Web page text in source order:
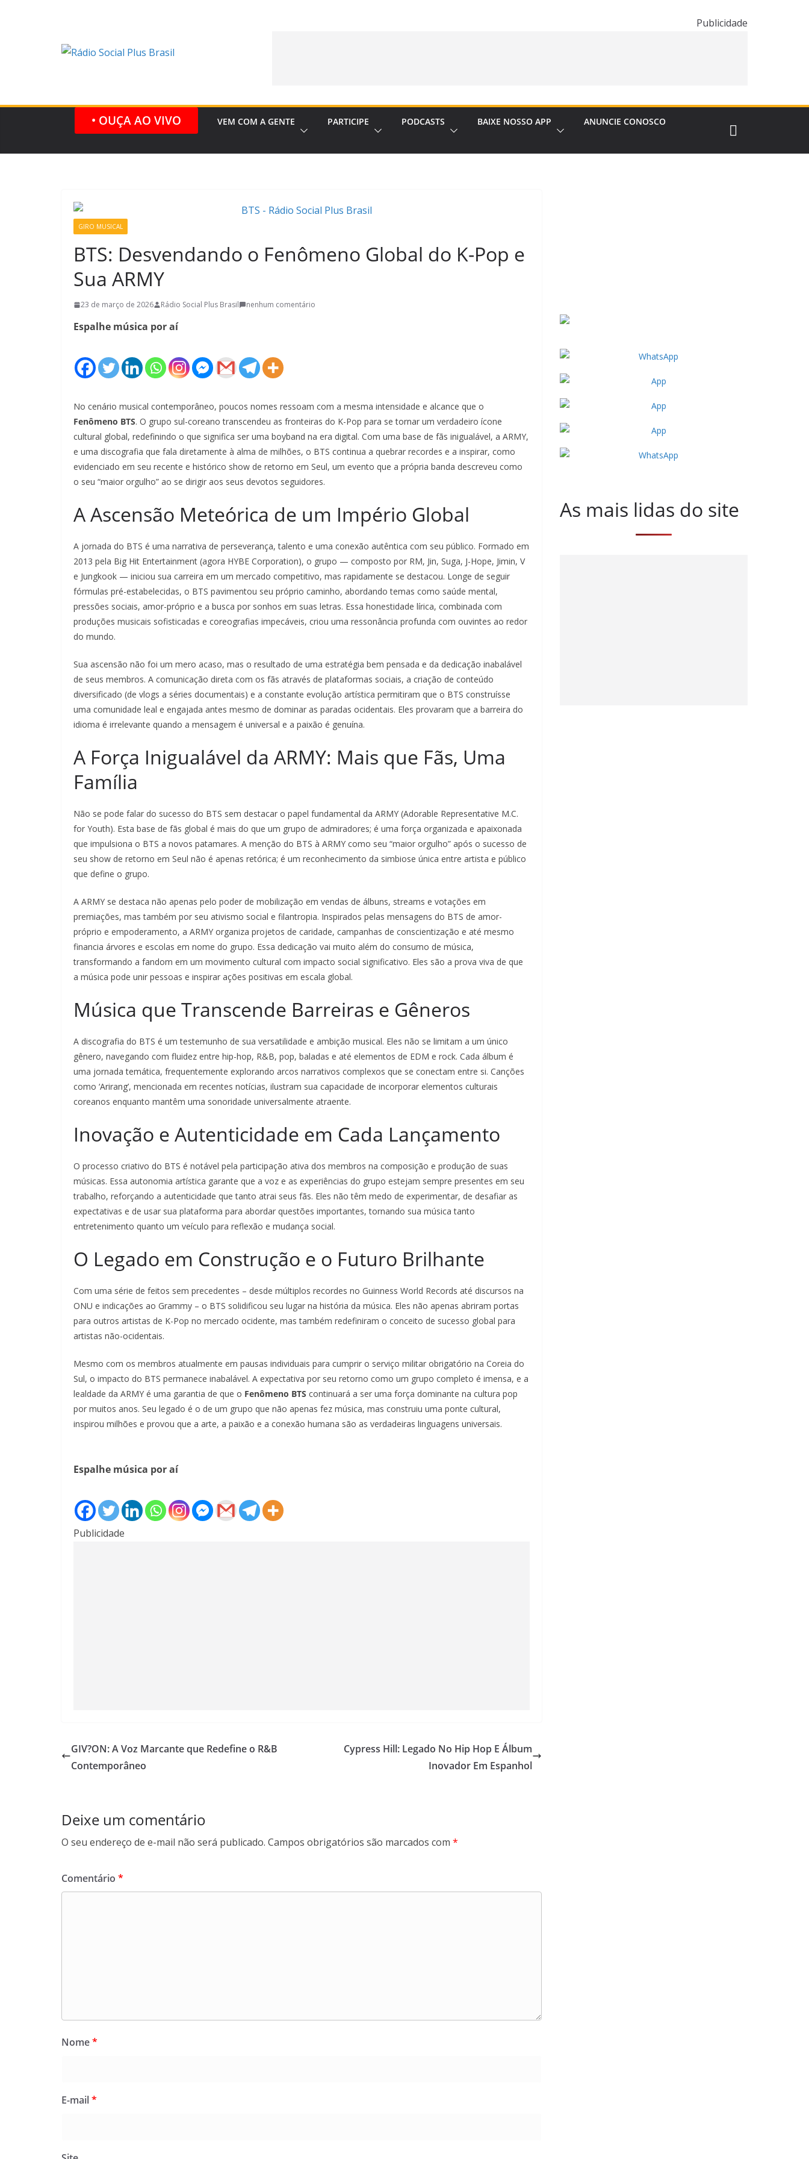
Publicidade
• OUÇA AO VIVO VEM COM A GENTE PARTICIPE PODCASTS BAIXE NOSSO APP ANUNCIE CONOSCO
GIRO MUSICAL
BTS: Desvendando o Fenômeno Global do K-Pop e
Sua ARMY
23 de março de 2026 Rádio Social Plus Brasil nenhum comentário
Espalhe música por aí
No cenário musical contemporâneo, poucos nomes ressoam com a mesma intensidade e alcance que o
Fenômeno BTS. O grupo sul-coreano transcendeu as fronteiras do K-Pop para se tornar um verdadeiro ícone
cultural global, redefinindo o que significa ser uma boyband na era digital. Com uma base de fãs inigualável, a ARMY,
e uma discografia que fala diretamente à alma de milhões, o BTS continua a quebrar recordes e a inspirar, como
evidenciado em seu recente e histórico show de retorno em Seul, um evento que a própria banda descreveu como
o seu “maior orgulho” ao se dirigir aos seus devotos seguidores.
A Ascensão Meteórica de um Império Global
A jornada do BTS é uma narrativa de perseverança, talento e uma conexão autêntica com seu público. Formado em
2013 pela Big Hit Entertainment (agora HYBE Corporation), o grupo — composto por RM, Jin, Suga, J-Hope, Jimin, V
e Jungkook — iniciou sua carreira em um mercado competitivo, mas rapidamente se destacou. Longe de seguir
fórmulas pré-estabelecidas, o BTS pavimentou seu próprio caminho, abordando temas como saúde mental,
pressões sociais, amor-próprio e a busca por sonhos em suas letras. Essa honestidade lírica, combinada com
produções musicais sofisticadas e coreografias impecáveis, criou uma ressonância profunda com ouvintes ao redor
do mundo.
Sua ascensão não foi um mero acaso, mas o resultado de uma estratégia bem pensada e da dedicação inabalável
de seus membros. A comunicação direta com os fãs através de plataformas sociais, a criação de conteúdo
diversificado (de vlogs a séries documentais) e a constante evolução artística permitiram que o BTS construísse
uma comunidade leal e engajada antes mesmo de dominar as paradas ocidentais. Eles provaram que a barreira do
idioma é irrelevante quando a mensagem é universal e a paixão é genuína.
A Força Inigualável da ARMY: Mais que Fãs, Uma
Família
Não se pode falar do sucesso do BTS sem destacar o papel fundamental da ARMY (Adorable Representative M.C.
for Youth). Esta base de fãs global é mais do que um grupo de admiradores; é uma força organizada e apaixonada
que impulsiona o BTS a novos patamares. A menção do BTS à ARMY como seu “maior orgulho” após o sucesso de
seu show de retorno em Seul não é apenas retórica; é um reconhecimento da simbiose única entre artista e público
que define o grupo.
A ARMY se destaca não apenas pelo poder de mobilização em vendas de álbuns, streams e votações em
premiações, mas também por seu ativismo social e filantropia. Inspirados pelas mensagens do BTS de amor-
próprio e empoderamento, a ARMY organiza projetos de caridade, campanhas de conscientização e até mesmo
financia árvores e escolas em nome do grupo. Essa dedicação vai muito além do consumo de música,
transformando a fandom em um movimento cultural com impacto social significativo. Eles são a prova viva de que
a música pode unir pessoas e inspirar ações positivas em escala global.
Música que Transcende Barreiras e Gêneros
A discografia do BTS é um testemunho de sua versatilidade e ambição musical. Eles não se limitam a um único
gênero, navegando com fluidez entre hip-hop, R&B, pop, baladas e até elementos de EDM e rock. Cada álbum é
uma jornada temática, frequentemente explorando arcos narrativos complexos que se conectam entre si. Canções
como ‘Arirang’, mencionada em recentes notícias, ilustram sua capacidade de incorporar elementos culturais
coreanos enquanto mantêm uma sonoridade universalmente atraente.
Inovação e Autenticidade em Cada Lançamento
O processo criativo do BTS é notável pela participação ativa dos membros na composição e produção de suas
músicas. Essa autonomia artística garante que a voz e as experiências do grupo estejam sempre presentes em seu
trabalho, reforçando a autenticidade que tanto atrai seus fãs. Eles não têm medo de experimentar, de desafiar as
expectativas e de usar sua plataforma para abordar questões importantes, tornando sua música tanto
entretenimento quanto um veículo para reflexão e mudança social.
O Legado em Construção e o Futuro Brilhante
Com uma série de feitos sem precedentes – desde múltiplos recordes no Guinness World Records até discursos na
ONU e indicações ao Grammy – o BTS solidificou seu lugar na história da música. Eles não apenas abriram portas
para outros artistas de K-Pop no mercado ocidente, mas também redefiniram o conceito de sucesso global para
artistas não-ocidentais.
Mesmo com os membros atualmente em pausas individuais para cumprir o serviço militar obrigatório na Coreia do
Sul, o impacto do BTS permanece inabalável. A expectativa por seu retorno como um grupo completo é imensa, e a
lealdade da ARMY é uma garantia de que o Fenômeno BTS continuará a ser uma força dominante na cultura pop
por muitos anos. Seu legado é o de um grupo que não apenas fez música, mas construiu uma ponte cultural,
inspirou milhões e provou que a arte, a paixão e a conexão humana são as verdadeiras linguagens universais.
Espalhe música por aí
Publicidade
GIV?ON: A Voz Marcante que Redefine o R&B
Contemporâneo
Cypress Hill: Legado No Hip Hop E Álbum
Inovador Em Espanhol
Deixe um comentário
O seu endereço de e-mail não será publicado. Campos obrigatórios são marcados com *
Comentário *
Nome*
E-mail*
As mais lidas do site